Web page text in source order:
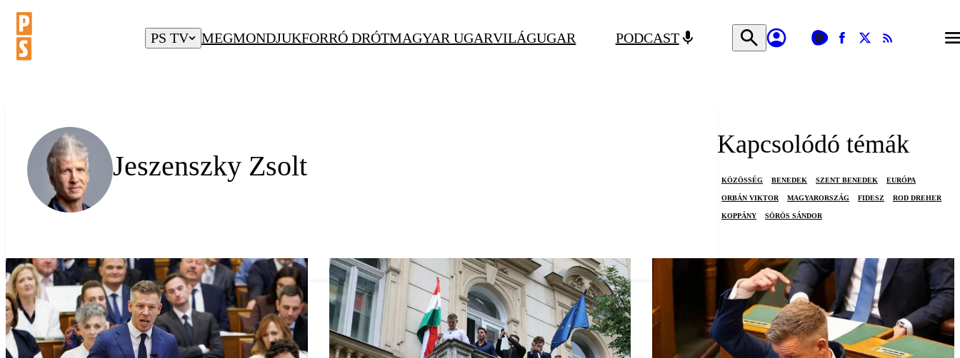
PS TV MEGMONDJUKFORRÓ DRÓTMAGYAR UGARVILÁGUGAR PODCAST
Jeszenszky Zsolt
Kapcsolódó témák
KÖZÖSSÉG BENEDEK SZENT BENEDEK EURÓPA
ORBÁN VIKTOR MAGYARORSZÁG FIDESZ ROD DREHER
KOPPÁNY SÖRÖS SÁNDOR